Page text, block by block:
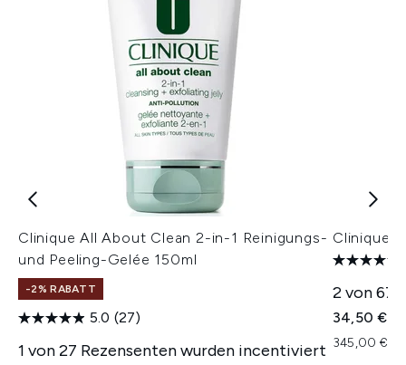
Clinique All About Clean 2-in-1 Reinigungs-
und Peeling-Gelée 150ml
-2% RABATT
5.0 (27)
1 von 27 Rezensenten wurden incentiviert
Clinique
2 von 67
34,50 €
345,00 €